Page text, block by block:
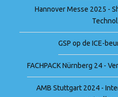
Hannover Messe 2025 -
GSP op de ICE-
FACHPACK Nürnberg 24 -
AMB Stuttgart 2024 -